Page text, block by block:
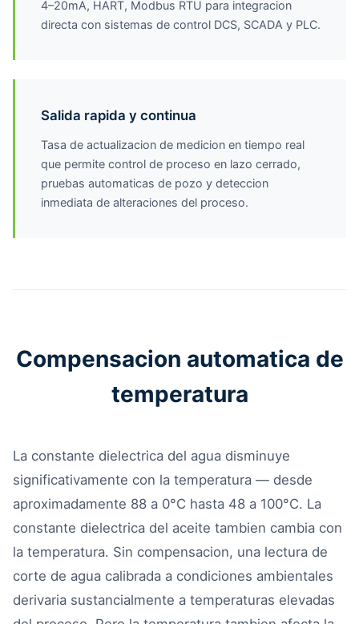
4–20mA, HART, Modbus RTU para integracion
directa con sistemas de control DCS, SCADA y PLC.
Salida rapida y continua
Tasa de actualizacion de medicion en tiempo real
que permite control de proceso en lazo cerrado,
pruebas automaticas de pozo y deteccion
inmediata de alteraciones del proceso.
Compensacion automatica de
temperatura
La constante dielectrica del agua disminuye
significativamente con la temperatura — desde
aproximadamente 88 a 0°C hasta 48 a 100°C. La
constante dielectrica del aceite tambien cambia con
la temperatura. Sin compensacion, una lectura de
corte de agua calibrada a condiciones ambientales
derivaria sustancialmente a temperaturas elevadas